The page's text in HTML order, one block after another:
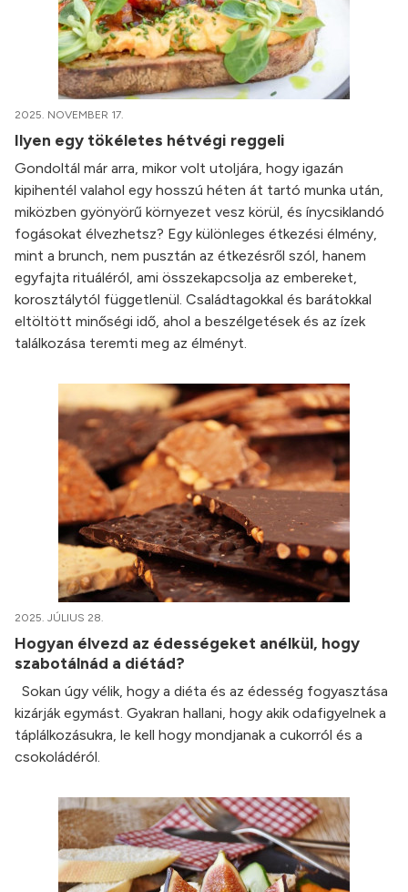
2025. NOVEMBER 17.
Ilyen egy tökéletes hétvégi reggeli
Gondoltál már arra, mikor volt utoljára, hogy igazán
kipihentél valahol egy hosszú héten át tartó munka után,
miközben gyönyörű környezet vesz körül, és ínycsiklandó
fogásokat élvezhetsz? Egy különleges étkezési élmény,
mint a brunch, nem pusztán az étkezésről szól, hanem
egyfajta rituáléról, ami összekapcsolja az embereket,
korosztálytól függetlenül. Családtagokkal és barátokkal
eltöltött minőségi idő, ahol a beszélgetések és az ízek
találkozása teremti meg az élményt.
2025. JÚLIUS 28.
Hogyan élvezd az édességeket anélkül, hogy
szabotálnád a diétád?
Sokan úgy vélik, hogy a diéta és az édesség fogyasztása
kizárják egymást. Gyakran hallani, hogy akik odafigyelnek a
táplálkozásukra, le kell hogy mondjanak a cukorról és a
csokoládéról.